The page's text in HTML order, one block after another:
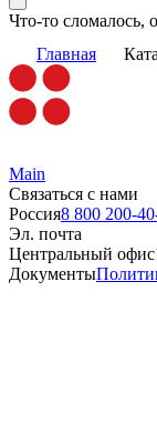
Что-то сломалось,
Главная
Main
Связаться с нами
Россия8 800 200-
Эл. почта
Центральный офис
Документы